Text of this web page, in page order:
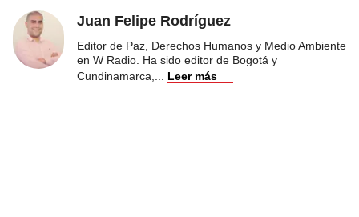
Juan Felipe Rodríguez
Editor de Paz, Derechos Humanos y Medio Ambiente
en W Radio. Ha sido editor de Bogotá y
Cundinamarca,
Leer más